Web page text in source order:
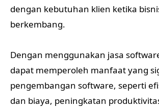
dengan kebutuhan klien ketika
berkembang.
Dengan menggunakan jasa
dapat memperoleh manfaat yang
pengembangan software, seperti
dan biaya, peningkatan